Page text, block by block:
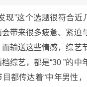
现”这个选题很符合
带来很多疲惫、紧迫
而输送这些情感，综艺
综艺，都是“30 ”的
都传达着“中年男性